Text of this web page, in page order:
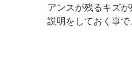
アンスが残るキズ
説明をしておく事